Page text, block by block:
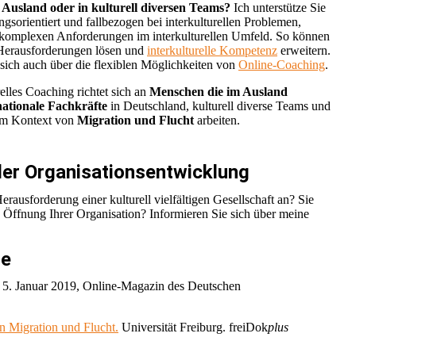
oder in kulturell diversen Teams? Ich unterstütze Sie
und fallbezogen bei interkulturellen Problemen,
Anforderungen im interkulturellen Umfeld. So können
lösen und interkulturelle Kompetenz erweitern.
auch über die flexiblen Möglichkeiten von Online-Coaching.
Coaching richtet sich an Menschen die im Ausland
Fachkräfte in Deutschland, kulturell diverse Teams und
Kontext von Migration und Flucht arbeiten.
Organisationsentwicklung
einer kulturell vielfältigen Gesellschaft an? Sie
Ihrer Organisation? Informieren Sie sich über meine
Januar 2019, Online-Magazin des Deutschen
Migration und Flucht. Universität Freiburg. freiDokplus